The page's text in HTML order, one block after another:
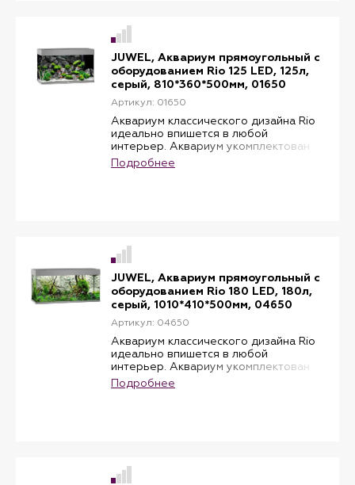
One, лампа 1 шт, мощностью 8 W,
нагреватель, мощностью 50 W.
JUWEL, Аквариум прямоугольный с
оборудованием Rio 125 LED, 125л,
серый, 810*360*500мм, 01650
Артикул: 01650
Аквариум классического дизайна Rio
идеально впишется в любой
интерьер. Аквариум укомплектован
водонепроницаемой светоарматурой
Multilux LED, системой фильтрации
мощностью 100 W.
Подробнее
JUWEL, Аквариум прямоугольный с
оборудованием Rio 180 LED, 180л,
серый, 1010*410*500мм, 04650
Артикул: 04650
Аквариум классического дизайна Rio
идеально впишется в любой
интерьер. Аквариум укомплектован
водонепроницаемой светоарматурой
Multilux LED, системой фильтрации
мощностью 200 W.
Подробнее